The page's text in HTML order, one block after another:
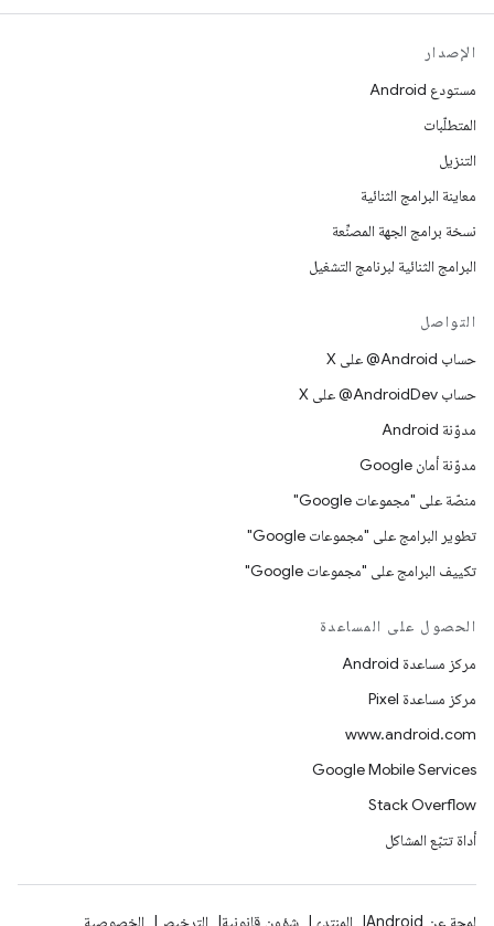
الإصدار
مستودع Android
المتطلّبات
التنزيل
معاينة البرامج الثنائية
نسخة برامج الجهة المصنِّعة
البرامج الثنائية لبرنامج التشغيل
التواصل
حساب ‎@Android على X
حساب ‎@AndroidDev على X
مدوّنة Android
مدوّنة أمان Google
منصّة على "مجموعات Google"
تطوير البرامج على "مجموعات Google"
تكييف البرامج على "مجموعات Google"
الحصول على المساعدة
مركز مساعدة Android
مركز مساعدة Pixel
www.android.com
Google Mobile Services
Stack Overflow
أداة تتبّع المشاكل
لمحة عن Android المنتدى شؤون قانونية الترخيص الخصوصية